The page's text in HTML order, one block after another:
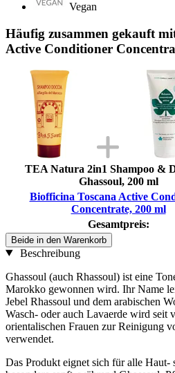
Vegan
Häufig zusammen gekauft
Active Conditioner
TEA Natura 2in1 Shampoo &
Ghassoul, 200 ml
Biofficina Toscana Active
Concentrate, 200 ml
Gesamtpreis:
Beide in den Warenkorb
Beschreibung
Ghassoul (auch Rhassoul) ist eine
Marokko gewonnen wird. Ihr Name
Jebel Rhassoul und dem arabischen
Wasch- oder auch Lavaerde wird seit
orientalischen Frauen zur Reinigung
verwendet.
Das Produkt eignet sich für alle Haut-